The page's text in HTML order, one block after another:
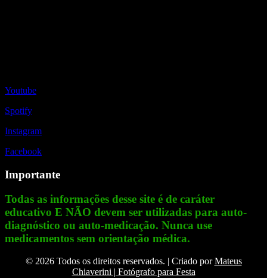
Youtube
Spotify
Instagram
Facebook
Importante
Todas as informações desse site é de caráter
educativo E NÃO devem ser utilizadas para auto-
diagnóstico ou auto-medicação. Nunca use
medicamentos sem orientação médica.
© 2026 Todos os direitos reservados. | Criado porMateus
Chiaverini | Fotógrafo para Festa